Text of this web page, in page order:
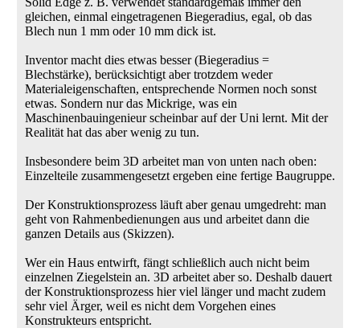
gleichen, einmal eingetragenen Biegeradius, egal, ob das
Blech nun 1 mm oder 10 mm dick ist.
Inventor macht dies etwas besser (Biegeradius =
Blechstärke), berücksichtigt aber trotzdem weder
Materialeigenschaften, entsprechende Normen noch sonst
etwas. Sondern nur das Mickrige, was ein
Maschinenbauingenieur scheinbar auf der Uni lernt. Mit der
Realität hat das aber wenig zu tun.
Insbesondere beim 3D arbeitet man von unten nach oben:
Einzelteile zusammengesetzt ergeben eine fertige Baugruppe.
Der Konstruktionsprozess läuft aber genau umgedreht: man
geht von Rahmenbedienungen aus und arbeitet dann die
ganzen Details aus (Skizzen).
Wer ein Haus entwirft, fängt schließlich auch nicht beim
einzelnen Ziegelstein an. 3D arbeitet aber so. Deshalb dauert
der Konstruktionsprozess hier viel länger und macht zudem
sehr viel Ärger, weil es nicht dem Vorgehen eines
Konstrukteurs entspricht.